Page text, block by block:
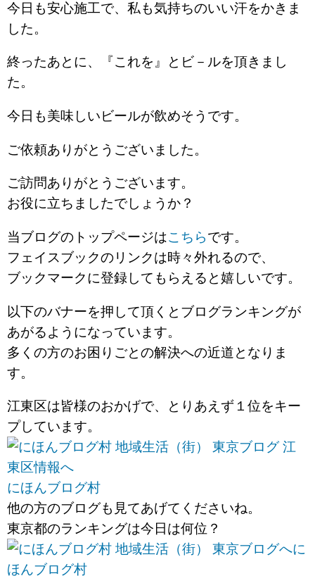
今日も安心施工で、私も気持ちのいい汗をかきま
した。
終ったあとに、『これを』とビ－ルを頂きまし
た。
今日も美味しいビールが飲めそうです。
ご依頼ありがとうございました。
ご訪問ありがとうございます。
お役に立ちましたでしょうか？
当ブログのトップページはこちらです。
フェイスブックのリンクは時々外れるので、
ブックマークに登録してもらえると嬉しいです。
以下のバナーを押して頂くとブログランキングが
あがるようになっています。
多くの方のお困りごとの解決への近道となりま
す。
江東区は皆様のおかげで、とりあえず１位をキー
プしています。
にほんブログ村
他の方のブログも見てあげてくださいね。
東京都のランキングは今日は何位？
に
ほんブログ村